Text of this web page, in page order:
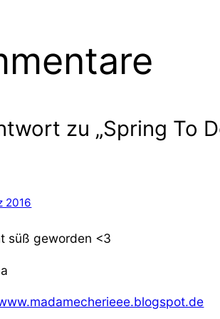
zu „Spring To
2016
süß geworden <3